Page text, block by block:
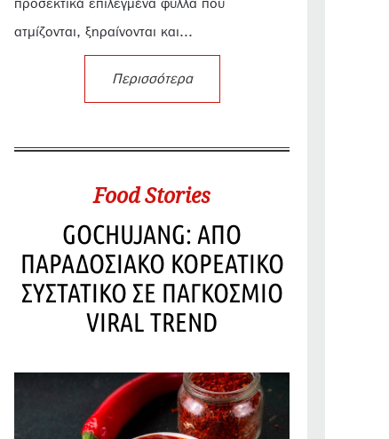
προσεκτικά επιλεγμένα φύλλα που
ατμίζονται, ξηραίνονται και...
Περισσότερα
Food Stories
GOCHUJANG: ΑΠΟ
ΠΑΡΑΔΟΣΙΑΚΟ ΚΟΡΕΑΤΙΚΟ
ΣΥΣΤΑΤΙΚΟ ΣΕ ΠΑΓΚΟΣΜΙΟ
VIRAL TREND